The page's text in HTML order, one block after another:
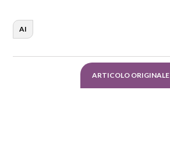
AI
ARTICOLO ORIGINALE